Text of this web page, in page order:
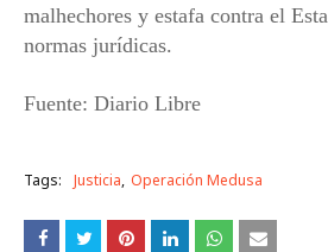
malhechores y estafa contra el
normas jurídicas.
Fuente: Diario Libre
Tags: Justicia Operación Medusa